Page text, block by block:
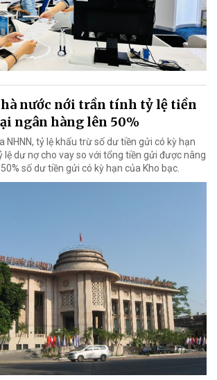
nước nới trần tính tỷ lệ tiền
ngân hàng lên 50%
NHNN, tỷ lệ khấu trừ số dư tiền gửi có kỳ hạn
lệ dư nợ cho vay so với tổng tiền gửi được nâng
số dư tiền gửi có kỳ hạn của Kho bạc.